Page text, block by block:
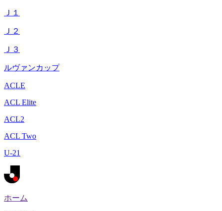
Ｊ１
Ｊ２
Ｊ３
ルヴァンカップ
ACLE
ACL Elite
ACL2
ACL Two
U-21
ホーム